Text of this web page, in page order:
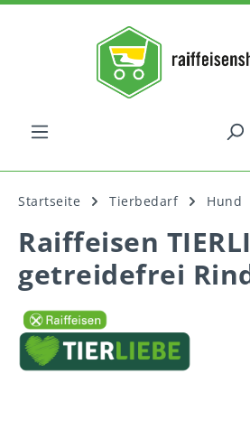
Startseite Tierbedarf Hund
Raiffeisen
getreidefrei